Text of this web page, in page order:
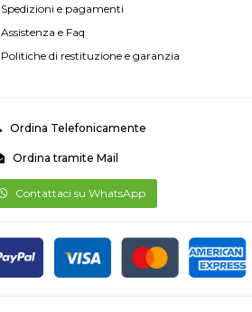
Spedizioni e pagamenti
Assistenza e Faq
Politiche di restituzione e garanzia
Ordina Telefonicamente
Ordina tramite Mail
Contattaci su WhatsApp